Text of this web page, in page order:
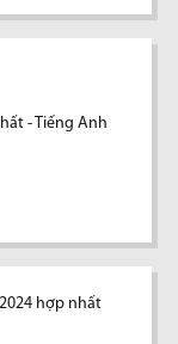
- Tiếng Anh
hợp nhất